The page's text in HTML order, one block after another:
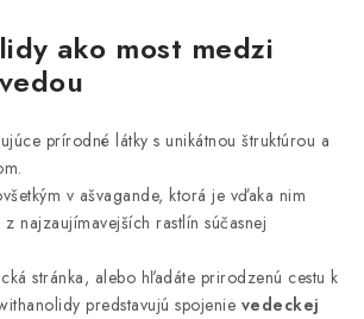
ako most medzi
prírodné látky s unikátnou štruktúrou a
v ašvagande, ktorá je vďaka nim
najzaujímavejších rastlín súčasnej
stránka, alebo hľadáte prirodzenú cestu k
predstavujú spojenie vedeckej